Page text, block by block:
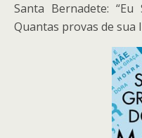
Santa Bernadete: “Eu
Quantas provas de sua